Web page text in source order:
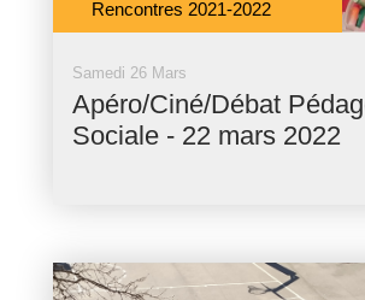
Rencontres 2021-2022
Samedi 26 Mars
Apéro/Ciné/Débat
Sociale - 22 mars 2022